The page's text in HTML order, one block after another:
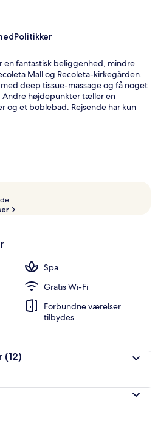
Politikker
en fantastisk beliggenhed, mindre
Mall og Recoleta-kirkegården.
deep tissue-massage og få noget
Andre højdepunkter tæller en
og et boblebad. Rejsende har kun
kort gåtur væk: Las Heras Station
Subwaystation (Santa Fe)
e
f
e
Spa
Gratis Wi-Fi
Forbundne værelser
tilbydes
(12)